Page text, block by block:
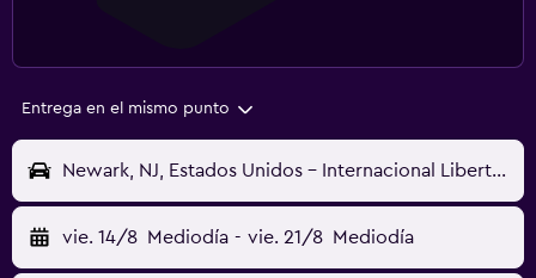
Entrega en el mismo punto
Newark, NJ, Estados Unidos - Internacional Libertad de Newark (EWR)
vie. 14/8 Mediodía - vie. 21/8 Mediodía